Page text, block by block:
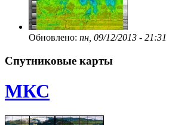
Обновлено: пн, 09/12/2013 - 21:31
Спутниковые карты
МКС